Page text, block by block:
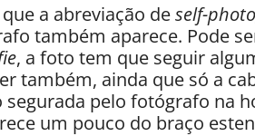
a abreviação deself-
também aparece. Pode
, a foto tem que seguir
também, ainda que só a
segurada pelo fotógrafo na
um pouco do braço